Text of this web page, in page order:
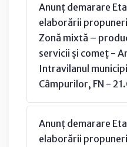
Anunț demarare
elaborării
Zonă mixtă –
servicii și comeț -
Intravilanul
Câmpurilor, FN -
Anunț demarare
elaborării